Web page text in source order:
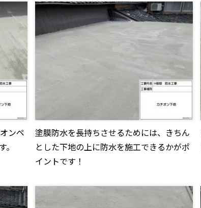
ンペ
塗膜防水を長持ちさせるためには、きちん
とした下地の上に防水を施工できるかがポ
イントです！